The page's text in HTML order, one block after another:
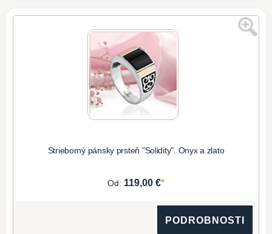
Strieborný pánsky prsteň "Solidity". Onyx a zlato
Od: 119,00 €*
PODROBNOSTI